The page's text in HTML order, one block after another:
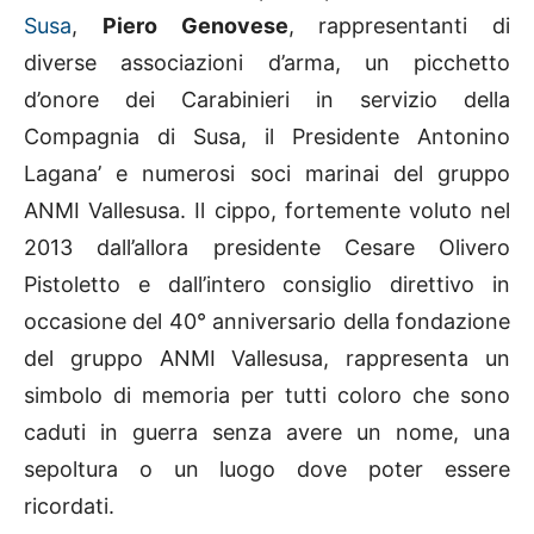
Susa, Piero Genovese, rappresentanti di
diverse associazioni d’arma, un picchetto
d’onore dei Carabinieri in servizio della
Compagnia di Susa, il Presidente Antonino
Lagana’ e numerosi soci marinai del gruppo
ANMI Vallesusa. Il cippo, fortemente voluto nel
2013 dall’allora presidente Cesare Olivero
Pistoletto e dall’intero consiglio direttivo in
occasione del 40° anniversario della fondazione
del gruppo ANMI Vallesusa, rappresenta un
simbolo di memoria per tutti coloro che sono
caduti in guerra senza avere un nome, una
sepoltura o un luogo dove poter essere
ricordati.